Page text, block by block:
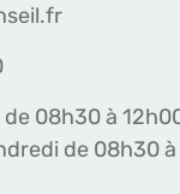
08h30 à
de 08h30